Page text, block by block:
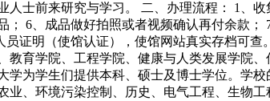
人士前来研究与学习。 二、办理流程： 1、
； 6、成品做好拍照或者视频确认再付余款
员证明（使馆认证），使馆网站真实存档可
教育学院、工程学院、健康与人类发展学院
学为学生们提供本科、硕士及博士学位。学
业、环境污染控制、历史、电气工程、生物